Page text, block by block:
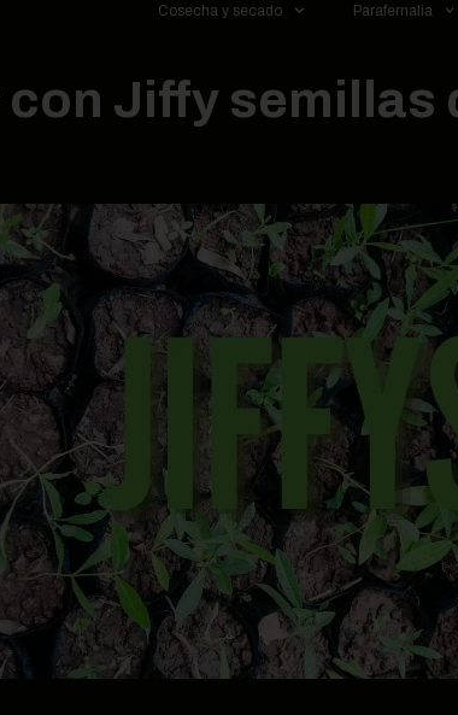
Cosecha y secado Parafernalia
Jiffy semillas